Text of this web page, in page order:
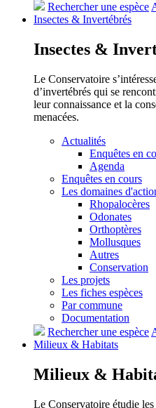
Rechercher une espèce
Insectes & Invertébrés
Insectes &
Le Conservatoire
d’invertébrés qui se
leur connaissance et la
menacées.
Actualités
Enquêtes en
Agenda
Enquêtes en cours
Les domaines
Rhopalocères
Odonates
Orthoptères
Mollusques
Autres
Conservation
Les projets
Les fiches espèces
Par commune
Documentation
Rechercher une espèce
Milieux & Habitats
Milieux &
Le Conservatoire étudie